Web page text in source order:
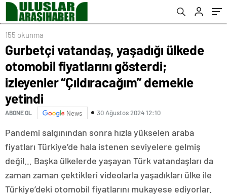
demekle yetindi
155 okunma
Gurbetçi vatandaş, yaşadığı ülkede
otomobil fiyatlarını gösterdi;
izleyenler “Çıldıracağım” demekle
yetindi
ABONE OL News 30 Ağustos 2024 12:10
Pandemi salgınından sonra hızla yükselen araba
fiyatları Türkiye’de hala istenen seviyelere gelmiş
değil… Başka ülkelerde yaşayan Türk vatandaşları da
zaman zaman çektikleri videolarla yaşadıkları ülke ile
Türkiye’deki otomobil fiyatlarını mukayese ediyorlar.